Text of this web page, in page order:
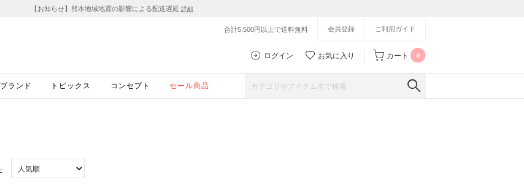
【お知らせ】熊本地域地震の影響による配送遅延 詳細
合計5,500円以上で送料無料 会員登録 ご利用ガイド
ログイン お気に入り カート 0
ブランド トピックス コンセプト セール商品